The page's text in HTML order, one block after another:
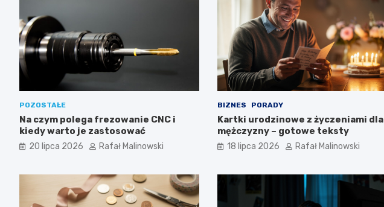
POZOSTAŁE
Na czym polega frezowanie CNC i
kiedy warto je zastosować
20 lipca 2026 Rafał Malinowski
BIZNES PORADY
Kartki urodzinowe z życzeniami dla
mężczyzny – gotowe teksty
18 lipca 2026 Rafał Malinowski